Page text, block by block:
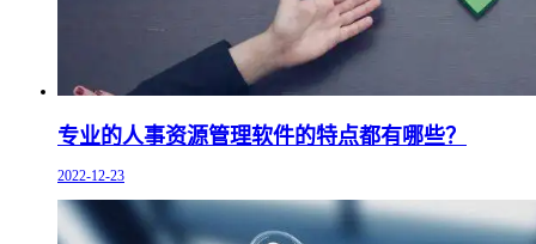
专业的人事资源管理软件的特点都有哪些？
2022-12-23